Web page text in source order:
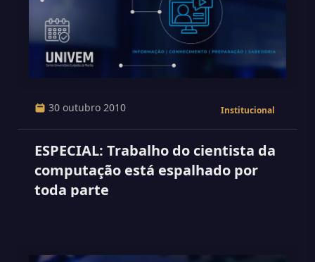
30 outubro 2010 Institucional
ESPECIAL: Trabalho do cientista da
computação está espalhado por
toda parte